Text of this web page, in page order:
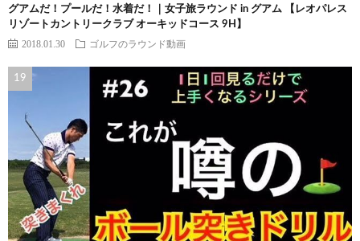
グアムだ！プールだ！水着だ！｜女子旅ラウンド in グアム 【レオパレス
リゾートカントリークラブ オーキッドコース 9H】
2018.01.30 ゴルフのラウンド動画